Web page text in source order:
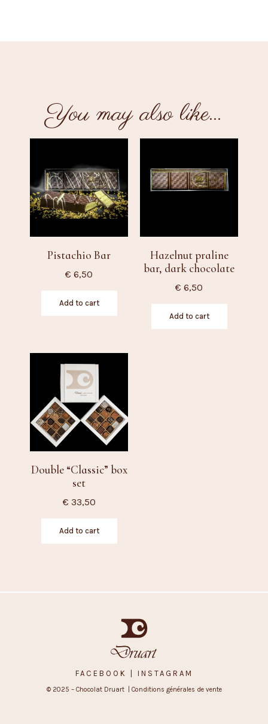
You may also like…
Pistachio Bar
€ 6,50
Add to cart
Hazelnut praline
bar, dark chocolate
€ 6,50
Add to cart
Double “Classic” box
set
€ 33,50
Add to cart
FACEBOOK | INSTAGRAM
© 2025 – Chocolat Druart | Conditions générales de vente